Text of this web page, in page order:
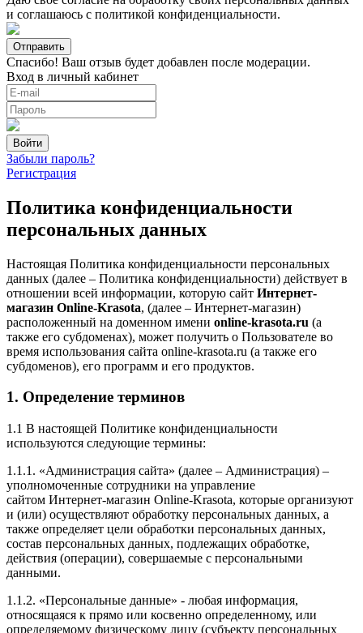
и соглашаюсь с политикой конфиденциальности.
Спасибо! Ваш отзыв будет добавлен после модерации.
Вход в личный кабинет
Забыли пароль?
Регистрация
Политика конфиденциальности
персональных данных
Настоящая Политика конфиденциальности персональных
данных (далее – Политика конфиденциальности) действует в
отношении всей информации, которую сайт Интернет-
магазин Online-Krasota, (далее – Интернет-магазин)
расположенный на доменном имени online-krasota.ru (а
также его субдоменах), может получить о Пользователе во
время использования сайта online-krasota.ru (а также его
субдоменов), его программ и его продуктов.
1. Определение терминов
1.1 В настоящей Политике конфиденциальности
используются следующие термины:
1.1.1. «Администрация сайта» (далее – Администрация) –
уполномоченные сотрудники на управление
сайтом Интернет-магазин Online-Krasota, которые организуют
и (или) осуществляют обработку персональных данных, а
также определяет цели обработки персональных данных,
состав персональных данных, подлежащих обработке,
действия (операции), совершаемые с персональными
данными.
1.1.2. «Персональные данные» - любая информация,
относящаяся к прямо или косвенно определенному, или
определяемому физическому лицу (субъекту персональных